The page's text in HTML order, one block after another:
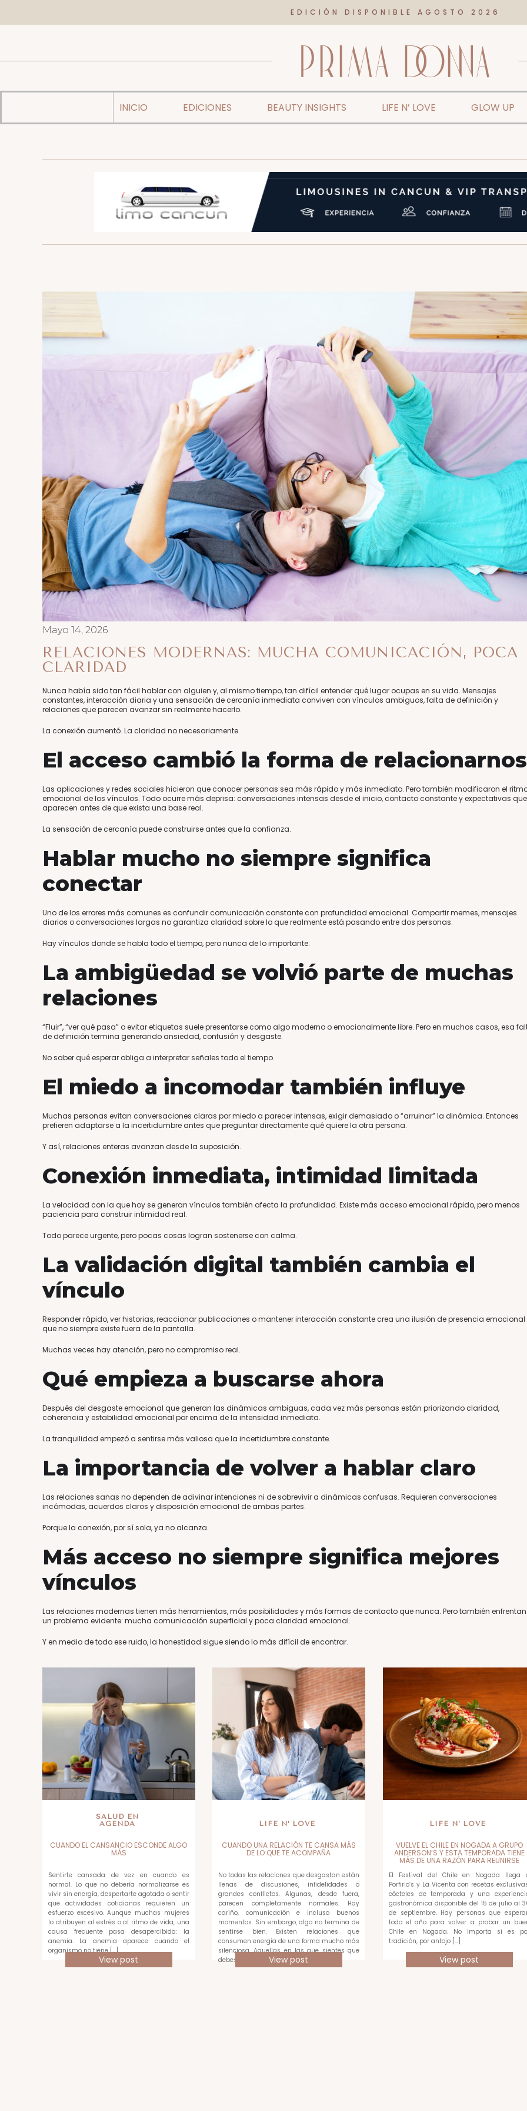
EDICIÓN DISPONIBLE AGOSTO 2026
INICIO EDICIONES BEAUTY INSIGHTS LIFE N’ LOVE GLOW UP
Mayo 14, 2026
RELACIONES MODERNAS: MUCHA COMUNICACIÓN, POCA
CLARIDAD
Nunca había sido tan fácil hablar con alguien y, al mismo tiempo, tan difícil entender qué lugar ocupas en su vida. Mensajes
constantes, interacción diaria y una sensación de cercanía inmediata conviven con vínculos ambiguos, falta de definición y
relaciones que parecen avanzar sin realmente hacerlo.
La conexión aumentó. La claridad no necesariamente.
El acceso cambió la forma de relacionarnos
Las aplicaciones y redes sociales hicieron que conocer personas sea más rápido y más inmediato. Pero también modificaron el
emocional de los vínculos. Todo ocurre más deprisa: conversaciones intensas desde el inicio, contacto constante y expectativas que
aparecen antes de que exista una base real.
La sensación de cercanía puede construirse antes que la confianza.
Hablar mucho no siempre significa
conectar
Uno de los errores más comunes es confundir comunicación constante con profundidad emocional. Compartir memes, mensajes
diarios o conversaciones largas no garantiza claridad sobre lo que realmente está pasando entre dos personas.
Hay vínculos donde se habla todo el tiempo, pero nunca de lo importante.
La ambigüedad se volvió parte de muchas
relaciones
“Fluir”, “ver qué pasa” o evitar etiquetas suele presentarse como algo moderno o emocionalmente libre. Pero en muchos casos, esa
de definición termina generando ansiedad, confusión y desgaste.
No saber qué esperar obliga a interpretar señales todo el tiempo.
El miedo a incomodar también influye
Muchas personas evitan conversaciones claras por miedo a parecer intensas, exigir demasiado o “arruinar” la dinámica. Entonces
prefieren adaptarse a la incertidumbre antes que preguntar directamente qué quiere la otra persona.
Y así, relaciones enteras avanzan desde la suposición.
Conexión inmediata, intimidad limitada
La velocidad con la que hoy se generan vínculos también afecta la profundidad. Existe más acceso emocional rápido, pero menos
paciencia para construir intimidad real.
Todo parece urgente, pero pocas cosas logran sostenerse con calma.
La validación digital también cambia el
vínculo
Responder rápido, ver historias, reaccionar publicaciones o mantener interacción constante crea una ilusión de presencia emocional
que no siempre existe fuera de la pantalla.
Muchas veces hay atención, pero no compromiso real.
Qué empieza a buscarse ahora
Después del desgaste emocional que generan las dinámicas ambiguas, cada vez más personas están priorizando claridad,
coherencia y estabilidad emocional por encima de la intensidad inmediata.
La tranquilidad empezó a sentirse más valiosa que la incertidumbre constante.
La importancia de volver a hablar claro
Las relaciones sanas no dependen de adivinar intenciones ni de sobrevivir a dinámicas confusas. Requieren conversaciones
incómodas, acuerdos claros y disposición emocional de ambas partes.
Porque la conexión, por sí sola, ya no alcanza.
Más acceso no siempre significa mejores
vínculos
Las relaciones modernas tienen más herramientas, más posibilidades y más formas de contacto que nunca. Pero también enfrentan
un problema evidente: mucha comunicación superficial y poca claridad emocional.
Y en medio de todo ese ruido, la honestidad sigue siendo lo más difícil de encontrar.
SALUD EN
AGENDA
CUANDO EL CANSANCIO ESCONDE ALGO
MÁS
Sentirte cansada de vez en cuando es
normal. Lo que no debería normalizarse es
vivir sin energía, despertarte agotada o sentir
que actividades cotidianas requieren un
esfuerzo excesivo. Aunque muchas mujeres
lo atribuyen al estrés o al ritmo de vida, una
causa frecuente pasa desapercibida: la
anemia. La anemia aparece cuando el
organismo no tiene […]
View post
LIFE N’ LOVE
CUANDO UNA RELACIÓN TE CANSA MÁS
DE LO QUE TE ACOMPAÑA
No todas las relaciones que desgastan están
llenas de discusiones, infidelidades o
grandes conflictos. Algunas, desde fuera,
parecen completamente normales. Hay
cariño, comunicación e incluso buenos
momentos. Sin embargo, algo no termina de
sentirse bien. Existen relaciones que
consumen energía de una forma mucho más
silenciosa. Aquellas en las que sientes que
debes medir cada […]View post
LIFE N’ LOVE
VUELVE EL CHILE EN NOGADA A GRUPO
ANDERSON’S Y ESTA TEMPORADA TIENE
MÁS DE UNA RAZÓN PARA REUNIRSE
El Festival del Chile en Nogada llega
Porfirio’s y La Vicenta con recetas
cócteles de temporada y una
gastronómica disponible del 15 de julio al
de septiembre. Hay personas que
todo el año para volver a probar un
Chile en Nogada. No importa si es
tradición, por antojo […]
View post